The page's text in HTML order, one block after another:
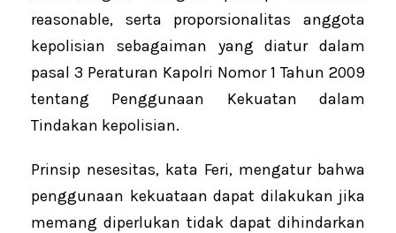
reasonable, serta proporsionalitas anggota
kepolisian sebagaiman yang diatur dalam
pasal 3 Peraturan Kapolri Nomor 1 Tahun 2009
tentang Penggunaan Kekuatan dalam
Tindakan kepolisian.
Prinsip nesesitas, kata Feri, mengatur bahwa
penggunaan kekuataan dapat dilakukan jika
memang diperlukan tidak dapat dihindarkan